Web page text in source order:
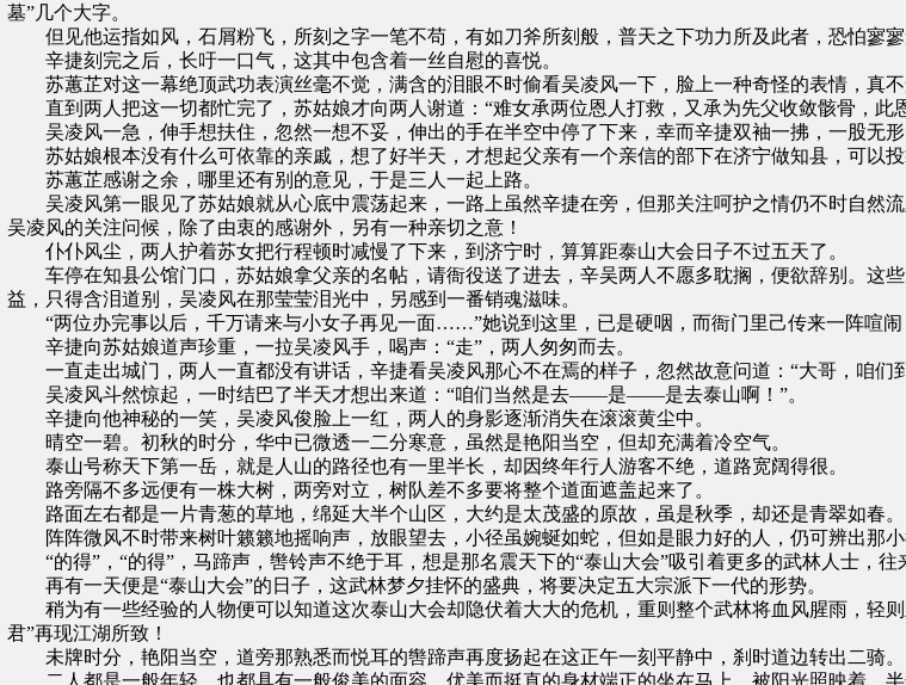
墓”几个大字。
但见他运指如风，石屑粉飞，所刻之字一笔不苟，有如刀斧所刻般，普天之下功力所及此者，恐怕寥寥
辛捷刻完之后，长吁一口气，这其中包含着一丝自慰的喜悦。
苏蕙芷对这一幕绝顶武功表演丝毫不觉，满含的泪眼不时偷看吴凌风一下，脸上一种奇怪的表情，真不
直到两人把这一切都忙完了，苏姑娘才向两人谢道：“难女承两位恩人打救，又承为先父收敛骸骨，此
吴凌风一急，伸手想扶住，忽然一想不妥，伸出的手在半空中停了下来，幸而辛捷双袖一拂，一股无形
苏姑娘根本没有什么可依靠的亲戚，想了好半天，才想起父亲有一个亲信的部下在济宁做知县，可以投
苏蕙芷感谢之余，哪里还有别的意见，于是三人一起上路。
吴凌风第一眼见了苏姑娘就从心底中震荡起来，一路上虽然辛捷在旁，但那关注呵护之情仍不时自然
吴凌风的关注问候，除了由衷的感谢外，另有一种亲切之意！
仆仆风尘，两人护着苏女把行程顿时减慢了下来，到济宁时，算算距泰山大会日子不过五天了。
车停在知县公馆门口，苏姑娘拿父亲的名帖，请衙役送了进去，辛吴两人不愿多耽搁，便欲辞别。这
益，只得含泪道别，吴凌风在那莹莹泪光中，另感到一番销魂滋味。
“两位办完事以后，千万请来与小女子再见一面……”她说到这里，已是硬咽，而衙门里己传来一阵喧闹
辛捷向苏姑娘道声珍重，一拉吴凌风手，喝声：“走”，两人匆匆而去。
一直走出城门，两人一直都没有讲话，辛捷看吴凌风那心不在焉的样子，忽然故意问道：“大哥，咱们
吴凌风斗然惊起，一时结巴了半天才想出来道：“咱们当然是去——是——是去泰山啊！”。
辛捷向他神秘的一笑，吴凌风俊脸上一红，两人的身影逐渐消失在滚滚黄尘中。
晴空一碧。初秋的时分，华中已微透一二分寒意，虽然是艳阳当空，但却充满着冷空气。
泰山号称天下第一岳，就是人山的路径也有一里半长，却因终年行人游客不绝，道路宽阔得很。
路旁隔不多远便有一株大树，两旁对立，树队差不多要将整个道面遮盖起来了。
路面左右都是一片青葱的草地，绵延大半个山区，大约是太茂盛的原故，虽是秋季，却还是青翠如春。
阵阵微风不时带来树叶籁籁地摇响声，放眼望去，小径虽婉蜒如蛇，但如是眼力好的人，仍可辨出那小
“的得”，“的得”，马蹄声，辔铃声不绝于耳，想是那名震天下的“泰山大会”吸引着更多的武林人士，往
再有一天便是“泰山大会”的日子，这武林梦夕挂怀的盛典，将要决定五大宗派下一代的形势。
稍为有一些经验的人物便可以知道这次泰山大会却隐伏着大大的危机，重则整个武林将血风腥雨，轻
君”再现江湖所致！
未牌时分，艳阳当空，道旁那熟悉而悦耳的辔蹄声再度扬起在这正午一刻平静中，刹时道边转出二骑。
二人都是一般年轻，也都具有一般俊美的面容，优美而挺直的身材端正的坐在马上，被阳光照映着，半